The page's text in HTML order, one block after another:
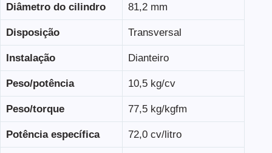
Diâmetro do cilindro 81,2 mm
Disposição Transversal
Instalação Dianteiro
Peso/potência 10,5 kg/cv
Peso/torque 77,5 kg/kgfm
Potência específica 72,0 cv/litro